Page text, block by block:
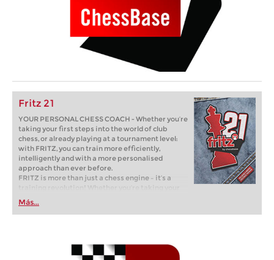
Fritz 21
YOUR PERSONAL CHESS COACH - Whether you’re
taking your first steps into the world of club
chess, or already playing at a tournament level:
with FRITZ, you can train more efficiently,
intelligently and with a more personalised
approach than ever before.
FRITZ is more than just a chess engine – it’s a
training revolution! Whether you’re taking your
first steps into the world of club chess, or already
playing at a tournament level: with FRITZ, you can
train more efficiently, intelligently and with a
Más...